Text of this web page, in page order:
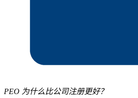
PEO 为什么比公司注册更好？